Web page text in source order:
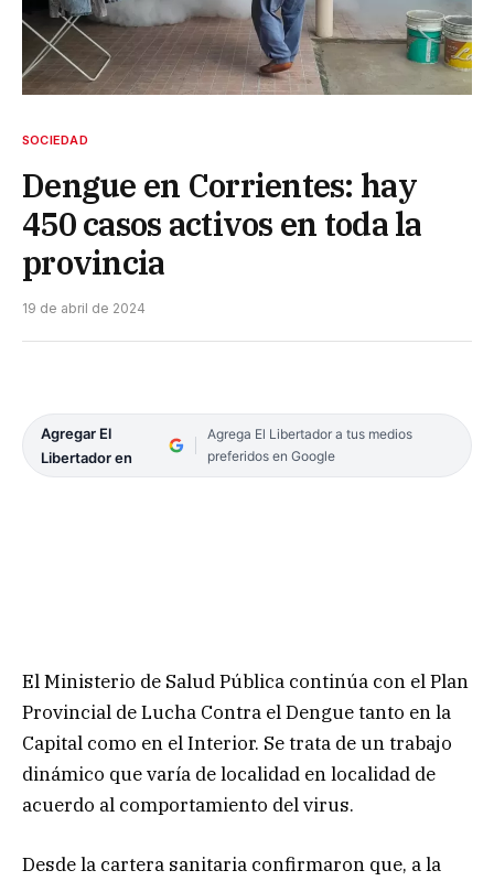
SOCIEDAD
Dengue en Corrientes: hay
450 casos activos en toda la
provincia
19 de abril de 2024
Agregar El
Libertador en
Agrega El Libertador a tus medios
preferidos en Google
El Ministerio de Salud Pública continúa con el Plan
Provincial de Lucha Contra el Dengue tanto en la
Capital como en el Interior. Se trata de un trabajo
dinámico que varía de localidad en localidad de
acuerdo al comportamiento del virus.
Desde la cartera sanitaria confirmaron que, a la